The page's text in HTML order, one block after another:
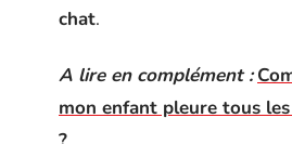
chat.
A lire en complément :
mon enfant pleure tous